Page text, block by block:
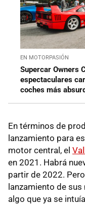
EN MOTORPASIÓN
Supercar Owners
espectaculares
coches más
En términos de
lanzamiento para
motor central, el
en 2021. Habrá
partir de 2022.
lanzamiento de
algo que ya se